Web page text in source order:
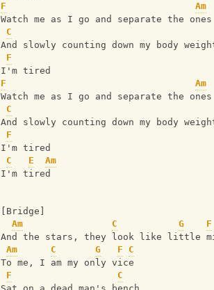
F
Am
Watch me as I go and separate the
C
And slowly counting down my body
F
I'm tired
F
Am
Watch me as I go and separate the
C
And slowly counting down my body
F
I'm tired
C
E
Am
I'm tired
[Bridge]
Am
C G F
And the stars, they look like little
Am
C G F
C
To me, I am my only vice
F
C